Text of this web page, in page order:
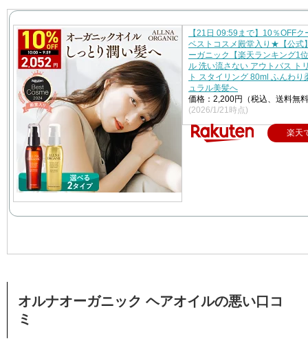
【21日 09:59まで】10％OFF
ベストコスメ殿堂入り★【公式
ーガニック【楽天ランキング1
ル 洗い流さない アウトバス ト
ト スタイリング 80ml ふんわり
ュラル美髪へ
価格：2,200円（税込、送料無
(2026/1/21時点)
楽天
オルナオーガニック ヘアオイルの悪い口コ
ミ